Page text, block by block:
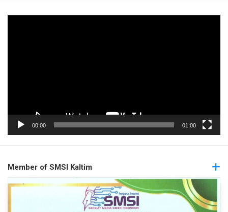
00:00 01:00
Member of SMSI Kaltim